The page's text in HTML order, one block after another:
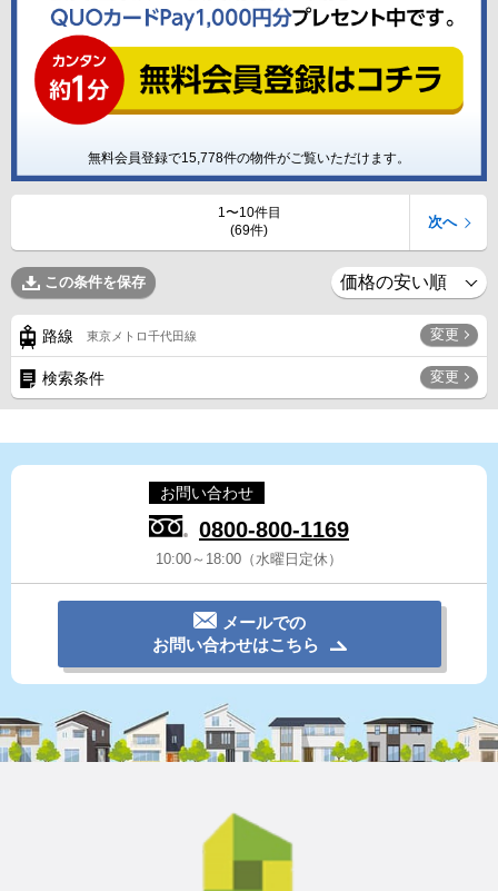
無料会員登録で15,778件の物件がご覧いただけます。
1〜10件目
(69件)
次へ
この条件を保存
路線 東京メトロ千代田線 変更
検索条件 変更
お問い合わせ
0800-800-1169
10:00～18:00（水曜日定休）
メールでの
お問い合わせはこちら